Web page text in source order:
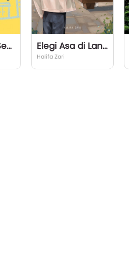
Dibutuhkan Segera Seorang Suami Elegi Asa di Langit Granada
Halifa Zari